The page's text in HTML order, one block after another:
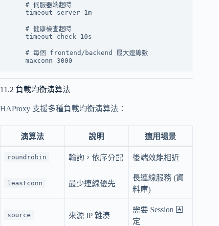
11.2 負載均衡演算法
HAProxy 支援多種負載均衡演算法：
演算法 說明 適用場景
roundrobin 輪詢，依序分配 後端效能相近
leastconn 最少連線優先
長連線服務 (資
料庫)
source 來源 IP 雜湊
需要 Session 固
定